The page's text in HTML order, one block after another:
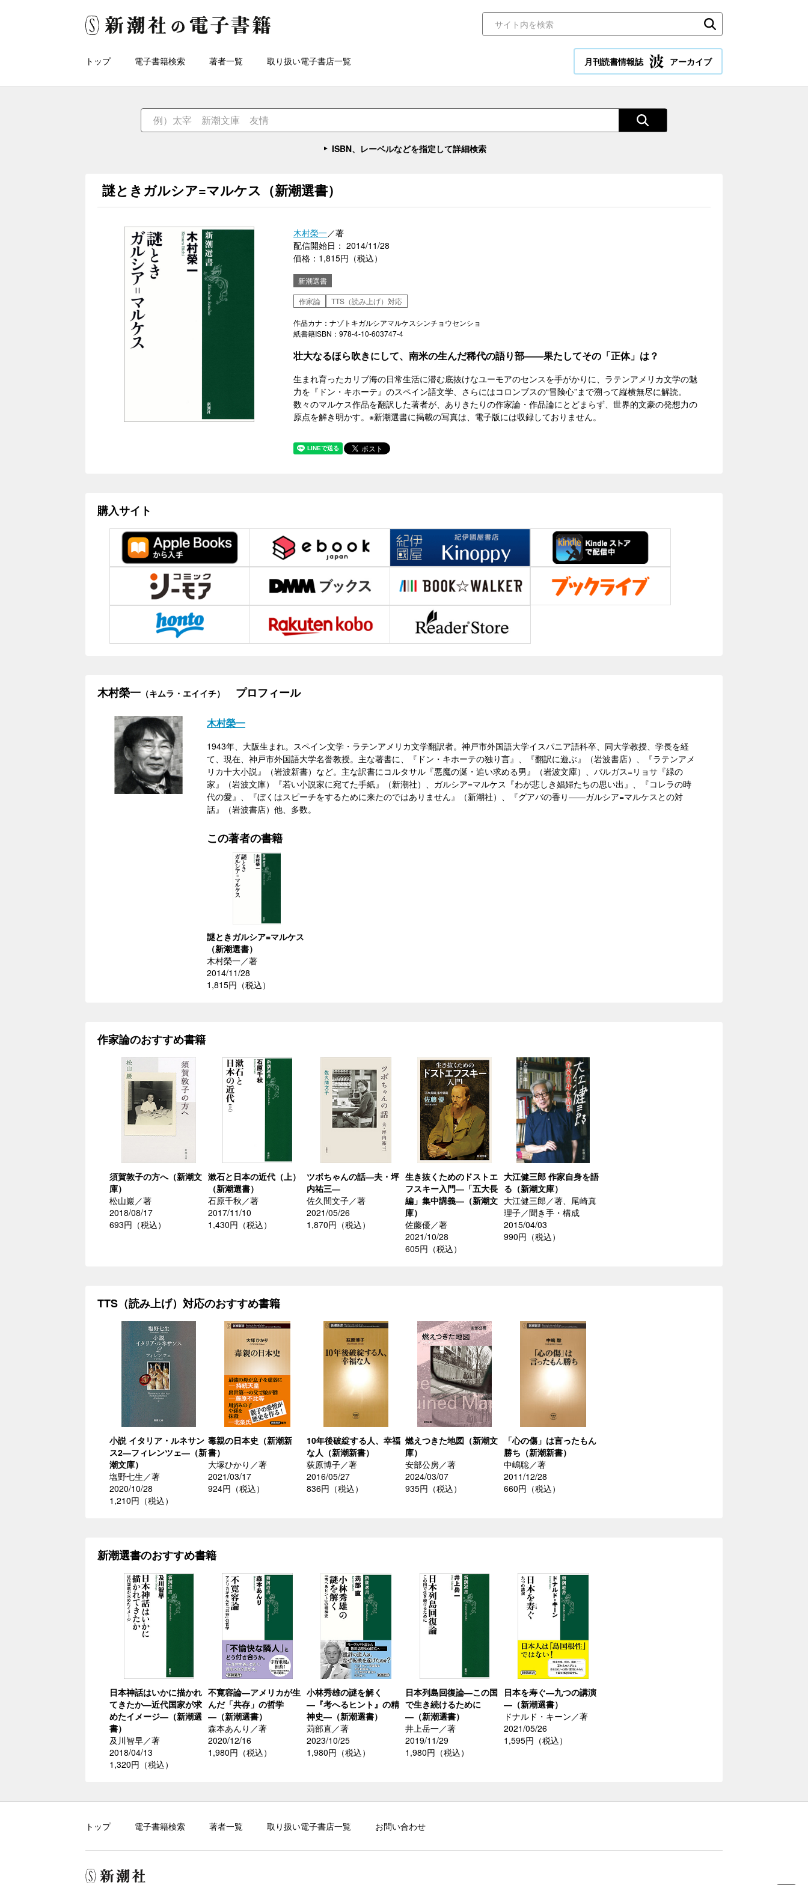
トップ 電子書籍検索 著者一覧 取り扱い電子書店一覧 月刊読書情報誌 アーカイブ
ISBN、レーベルなどを指定して詳細検索
謎ときガルシア=マルケス（新潮選書）
木村榮一／著
配信開始日： 2014/11/28
価格：1,815円（税込）
新潮選書
作家論
TTS（読み上げ）対応
作品カナ：ナゾトキガルシアマルケスシンチョウセンショ
紙書籍ISBN：978-4-10-603747-4
壮大なるほら吹きにして、南米の生んだ稀代の語り部――果たしてその「正体」は？
生まれ育ったカリブ海の日常生活に潜む底抜けなユーモアのセンスを手がかりに、ラテンアメリカ文学の魅
力を『ドン・キホーテ』のスペイン語文学、さらにはコロンブスの“冒険心”まで溯って縦横無尽に解読。
数々のマルケス作品を翻訳した著者が、ありきたりの作家論・作品論にとどまらず、世界的文豪の発想力の
原点を解き明かす。※新潮選書に掲載の写真は、電子版には収録しておりません。
購入サイト
木村榮一 （キムラ・エイイチ） プロフィール
木村榮一
1943年、大阪生まれ。スペイン文学・ラテンアメリカ文学翻訳者。神戸市外国語大学イスパニア語科卒、同大学教授、学長を経
て、現在、神戸市外国語大学名誉教授。主な著書に、『ドン・キホーテの独り言』、『翻訳に遊ぶ』（岩波書店）、『ラテンアメ
リカ十大小説』（岩波新書）など。主な訳書にコルタサル『悪魔の涎・追い求める男』（岩波文庫）、バルガス=リョサ『緑の
家』（岩波文庫）『若い小説家に宛てた手紙』（新潮社）、ガルシア=マルケス『わが悲しき娼婦たちの思い出』、『コレラの時
代の愛』、『ぼくはスピーチをするために来たのではありません』（新潮社）、『グアバの香り――ガルシア=マルケスとの対
話』（岩波書店）他、多数。
この著者の書籍
謎ときガルシア=マルケス
（新潮選書）
木村榮一／著
2014/11/28
1,815円（税込）
作家論のおすすめ書籍
須賀敦子の方へ（新潮文
庫）
松山巖／著
2018/08/17
693円（税込）
漱石と日本の近代（上）
（新潮選書）
石原千秋／著
2017/11/10
1,430円（税込）
ツボちゃんの話―夫・坪
内祐三―
佐久間文子／著
2021/05/26
1,870円（税込）
生き抜くためのドストエ
フスキー入門―「五大長
編」集中講義―（新潮文
庫）
佐藤優／著
2021/10/28
605円（税込）
大江健三郎 作家自身を語
る（新潮文庫）
大江健三郎／著、尾崎真
理子／聞き手・構成
2015/04/03
990円（税込）
TTS（読み上げ）対応のおすすめ書籍
小説 イタリア・ルネサン
ス2―フィレンツェ―（新
潮文庫）
塩野七生／著
2020/10/28
1,210円（税込）
毒親の日本史（新潮新
書）
大塚ひかり／著
2021/03/17
924円（税込）
10年後破綻する人、幸福
な人（新潮新書）
荻原博子／著
2016/05/27
836円（税込）
燃えつきた地図（新潮文
庫）
安部公房／著
2024/03/07
935円（税込）
「心の傷」は言ったもん
勝ち（新潮新書）
中嶋聡／著
2011/12/28
660円（税込）
新潮選書のおすすめ書籍
日本神話はいかに描かれ
てきたか―近代国家が求
めたイメージ―（新潮選
書）
及川智早／著
2018/04/13
1,320円（税込）
不寛容論―アメリカが生
んだ「共存」の哲学
―（新潮選書）
森本あんり／著
2020/12/16
1,980円（税込）
小林秀雄の謎を解く
―『考へるヒント』の精
神史―（新潮選書）
苅部直／著
2023/10/25
1,980円（税込）
日本列島回復論―この国
で生き続けるために
―（新潮選書）
井上岳一／著
2019/11/29
1,980円（税込）
日本を寿ぐ―九つの講演
―（新潮選書）
ドナルド・キーン／著
2021/05/26
1,595円（税込）
トップ 電子書籍検索 著者一覧 取り扱い電子書店一覧 お問い合わせ